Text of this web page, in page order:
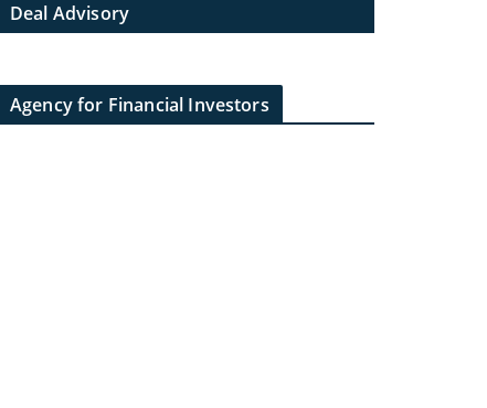
Deal Advisory
Agency for Financial Investors